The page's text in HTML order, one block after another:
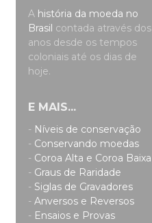
A história da moeda no
Brasil contada através dos
anos desde os tempos
coloniais até os dias de
hoje.
E MAIS...
- Níveis de conservação
- Conservando moedas
- Coroa Alta e Coroa Baixa
- Graus de Raridade
- Siglas de Gravadores
- Anversos e Reversos
- Ensaios e Provas